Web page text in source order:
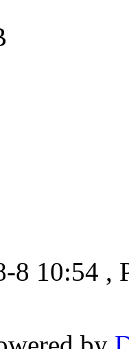
8 10:54 ,